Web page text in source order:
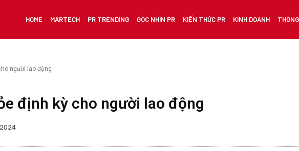
HOME MARTECH PR TRENDING GÓC NHÌN PR KIẾN THỨC PR KINH DOANH
người lao động
định kỳ cho người lao động